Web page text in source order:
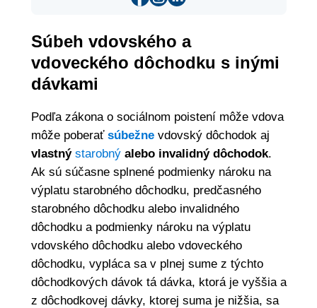
Súbeh vdovského a
vdoveckého dôchodku s inými
dávkami
Podľa zákona o sociálnom poistení môže vdova
môže poberať súbežnevdovský dôchodok aj
vlastný starobnýalebo invalidný dôchodok.
Ak sú súčasne splnené podmienky nároku na
výplatu starobného dôchodku, predčasného
starobného dôchodku alebo invalidného
dôchodku a podmienky nároku na výplatu
vdovského dôchodku alebo vdoveckého
dôchodku, vypláca sa v plnej sume z týchto
dôchodkových dávok tá dávka, ktorá je vyššia a
z dôchodkovej dávky, ktorej suma je nižšia, sa